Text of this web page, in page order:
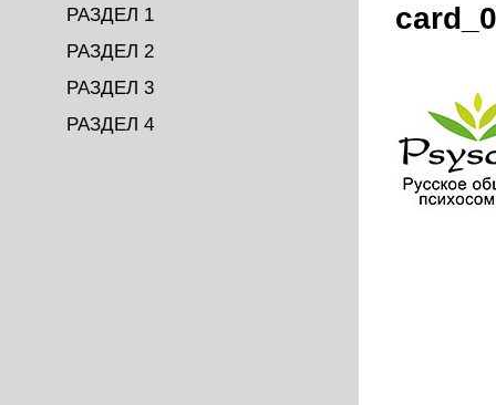
РАЗДЕЛ 1
РАЗДЕЛ 2
РАЗДЕЛ 3
РАЗДЕЛ 4